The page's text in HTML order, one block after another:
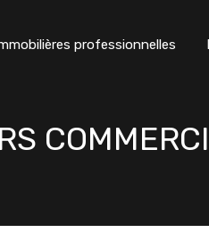
professionnelles